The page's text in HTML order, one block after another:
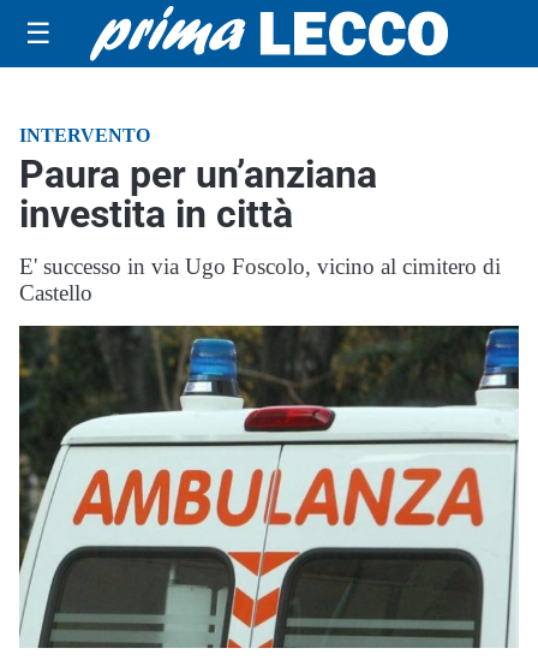
☰
INTERVENTO
Paura per un’anziana
investita in città
E' successo in via Ugo Foscolo, vicino al cimitero di
Castello